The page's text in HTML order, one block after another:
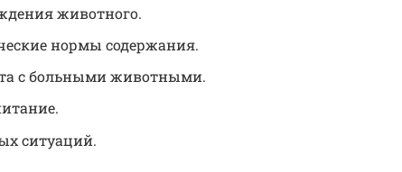
животного.
нормы содержания.
с больными животными.
ситуаций.